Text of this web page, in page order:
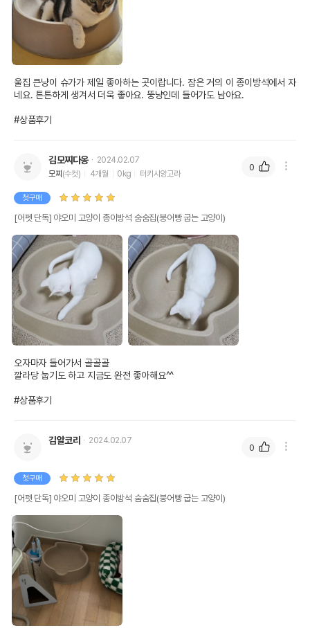
울집 큰냥이 슈가가 제일 좋아하는 곳이랍니다. 잠은 거의 이 종이방석에서 자
네요. 튼튼하게 생겨서 더욱 좋아요. 뚱냥인데 들어가도 남아요.
#상품후기
김모찌다옹
2024.02.07
모찌 (수컷) 4개월 0kg 터키시앙고라
첫구매
[어펫 단독] 야오미 고양이 종이방석 숨숨집(붕어빵 굽는 고양이)
오자마자 들어가서 골골골
깔라당 눕기도 하고 지금도 완전 좋아해요^^
#상품후기
0
김알코리 2024.02.07
첫구매
[어펫 단독] 야오미 고양이 종이방석 숨숨집(붕어빵 굽는 고양이)
0